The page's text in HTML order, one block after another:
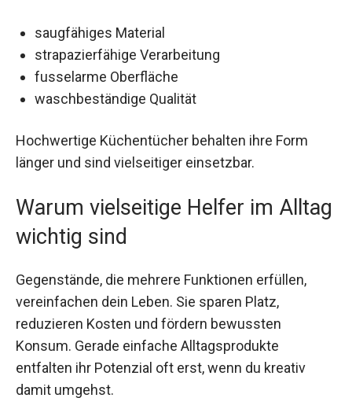
saugfähiges Material
strapazierfähige Verarbeitung
fusselarme Oberfläche
waschbeständige Qualität
Hochwertige Küchentücher behalten ihre Form
länger und sind vielseitiger einsetzbar.
Warum vielseitige Helfer im Alltag
wichtig sind
Gegenstände, die mehrere Funktionen erfüllen,
vereinfachen dein Leben. Sie sparen Platz,
reduzieren Kosten und fördern bewussten
Konsum. Gerade einfache Alltagsprodukte
entfalten ihr Potenzial oft erst, wenn du kreativ
damit umgehst.